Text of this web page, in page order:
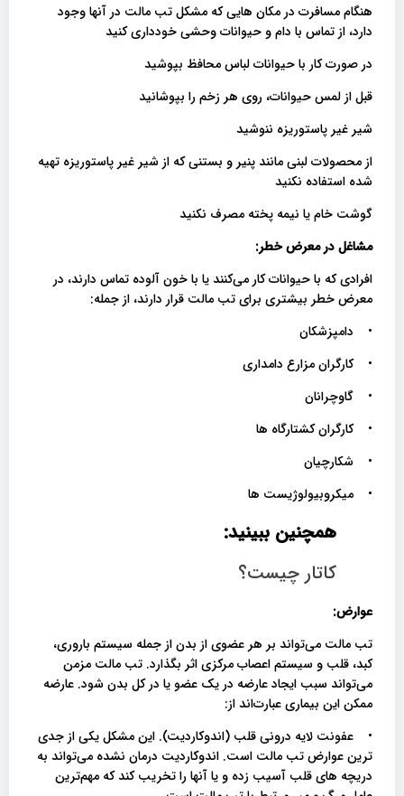
هنگام مسافرت در مکان هایی که مشکل تب مالت در آنها وجود
دارد، از تماس با دام و حیوانات وحشی خودداری کنید
در صورت کار با حیوانات لباس محافظ بپوشید
قبل از لمس حیوانات، روی هر زخم را بپوشانید
شیر غیر پاستوریزه ننوشید
از محصولات لبنی مانند پنیر و بستنی که از شیر غیر پاستوریزه تهیه
شده استفاده نکنید
گوشت خام یا نیمه پخته مصرف نکنید
مشاغل در معرض خطر:
افرادی که با حیوانات کار می‌کنند یا با خون آلوده تماس دارند، در
معرض خطر بیشتری برای تب مالت قرار دارند، از جمله:
• دامپزشکان
• کارگران مزارع دامداری
• گاوچرانان
• کارگران کشتارگاه ها
• شکارچیان
• میکروبیولوژیست ها
همچنین ببینید:
کاتار چیست؟
عوارض:
تب مالت می‌تواند بر هر عضوی از بدن از جمله سیستم باروری،
کبد، قلب و سیستم اعصاب مرکزی اثر بگذارد. تب مالت مزمن
می‌تواند سبب ایجاد عارضه در یک عضو یا در کل بدن شود. عارضه
ممکن این بیماری عبارت‌‌اند از:
• عفونت لایه درونی قلب (اندوکاردیت). این مشکل یکی از جدی
ترین عوارض تب مالت است. اندوکاردیت درمان نشده می‌تواند به
دریچه های قلب آسیب زده و یا آنها را تخریب کند که مهم‌ترین